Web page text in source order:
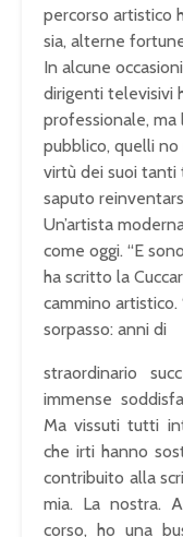
percorso artistico
sia, alterne
In alcune
dirigenti televisivi
professionale, ma
pubblico, quelli
virtù dei suoi tanti
saputo
Un’artista
come oggi. “E
ha scritto la
cammino artistico.
sorpasso: anni di
straordinario
immense
Ma vissuti tutti
che irti hanno
contribuito alla
mia. La nostra.
corso, ho una